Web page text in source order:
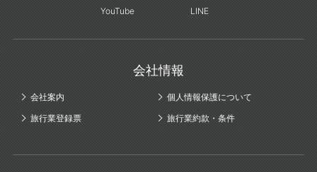
YouTube LINE
会社情報
会社案内
個人情報保護について
旅行業登録票
旅行業約款・条件